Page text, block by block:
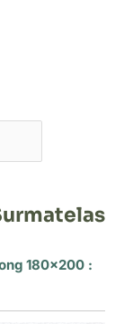
180×200 :